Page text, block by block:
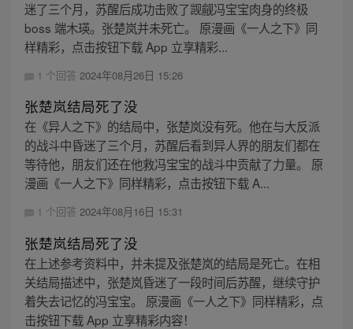
迷了三个月，苏醒后成功击败了觊觎冯宝宝肉身的终极
boss 端木瑛。张楚岚并未死亡。 原漫画《一人之下》同
样精彩，点击按钮下载 App 立享精彩...
1 个回答 2024年08月26日 15:26
张楚岚结局死了没
在《异人之下》的结局中，张楚岚没有死。他在与大反派
的战斗中昏迷了三个月，苏醒后看到异人界的朋友们都在
等待他，朋友们还在他救冯宝宝的战斗中贡献了力量。 原
漫画《一人之下》同样精彩，点击按钮下载 A...
1 个回答 2024年08月16日 15:31
张楚岚结局死了没
在上述参考资料中，并未提及张楚岚的结局是死亡。在相
关结局描述中，张楚岚昏迷了一段时间后苏醒，继续守护
着失去记忆的冯宝宝。 原漫画《一人之下》同样精彩，点
击按钮下载 App 立享精彩内容！